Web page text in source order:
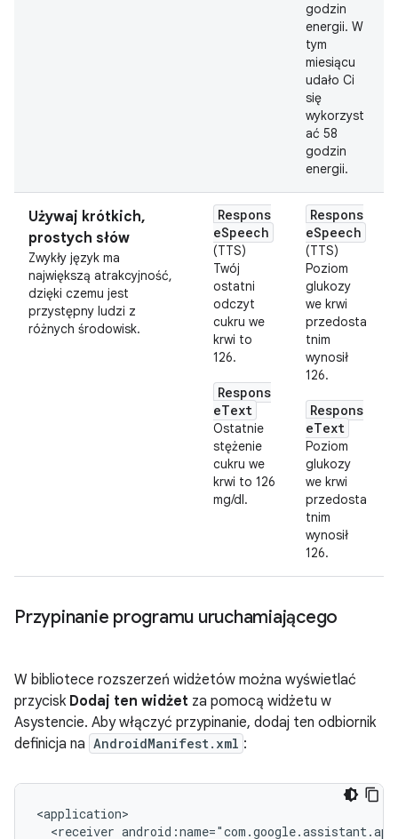
godzin
energii. W
tym
miesiącu
udało Ci
się
wykorzyst
ać 58
godzin
energii.
Używaj krótkich,
prostych słów
Zwykły język ma
największą atrakcyjność,
dzięki czemu jest
przystępny ludzi z
różnych środowisk.
Respons
eSpeech
(TTS)
Twój
ostatni
odczyt
cukru we
krwi to
126.
Respons
eText
Ostatnie
stężenie
cukru we
krwi to 126
mg/dl.
Respons
eSpeech
(TTS)
Poziom
glukozy
we krwi
przedosta
tnim
wynosił
126.
Respons
eText
Poziom
glukozy
we krwi
przedosta
tnim
wynosił
126.
Przypinanie programu uruchamiającego
W bibliotece rozszerzeń widżetów można wyświetlać
przycisk Dodaj ten widżet za pomocą widżetu w
Asystencie. Aby włączyć przypinanie, dodaj ten odbiornik
definicja na AndroidManifest.xml :
<receiver